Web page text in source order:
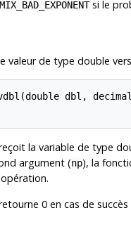
si le
valeur de type double
dbl,
la variable de type
argument (np), la
0 en cas de